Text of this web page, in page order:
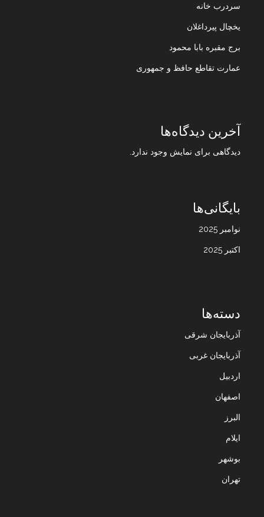
سردرب خانه
یخچال پیرداغلان
برج مقبره بابا محمود
عمارت تقاطع حافظ و جمهوری
آخرین دیدگاه‌ها
دیدگاهی برای نمایش وجود ندارد.
بایگانی‌ها
نوامبر 2025
اکتبر 2025
دسته‌ها
آذربایجان شرقی
آذربایجان غربی
اردبیل
اصفهان
البرز
ایلام
بوشهر
تهران